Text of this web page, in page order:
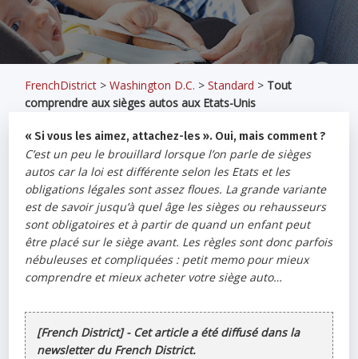
FrenchDistrict >Washington D.C. >Standard > Tout
comprendre aux sièges autos aux Etats-Unis
« Si vous les aimez, attachez-les ». Oui, mais comment ?
C’est un peu le brouillard lorsque l’on parle de sièges
autos car la loi est différente selon les Etats et les
obligations légales sont assez floues. La grande variante
est de savoir jusqu’à quel âge les sièges ou rehausseurs
sont obligatoires et à partir de quand un enfant peut
être placé sur le siège avant. Les règles sont donc parfois
nébuleuses et compliquées : petit memo pour mieux
comprendre et mieux acheter votre siège auto…
[French District] - Cet article a été diffusé dans la
newsletter du French District.